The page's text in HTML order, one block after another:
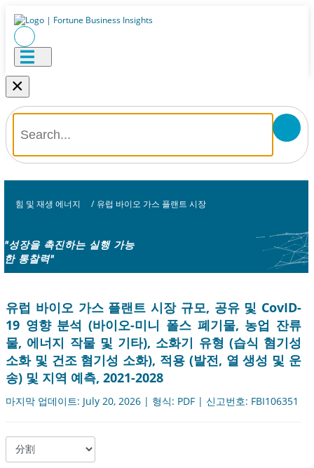
×
힘 및 재생 에너지 / 유럽 ​​바이오 가스 플랜트 시장
"성장을 촉진하는 실행 가능
한 통찰력"
유럽 ​​바이오 가스 플랜트 시장 규모, 공유 및 CovID-
19 영향 분석 (바이오-미니 폴스 폐기물, 농업 잔류
물, 에너지 작물 및 기타), 소화기 유형 (습식 혐기성
소화 및 건조 혐기성 소화), 적용 (발전, 열 생성 및 운
송) 및 지역 예측, 2021-2028
마지막 업데이트: July 20, 2026 | 형식: PDF | 신고번호: FBI106351